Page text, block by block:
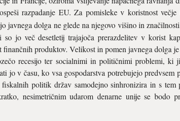
razpadanje EU. Za pomisleke v koristnost večje
javnega dolga ne glede na njegovo višino in
jo več desetletij trajajoča prerazdelitev v korist
produktov. Velikost in pomen javnega dolga
recesijo ter socialnimi in političnimi problemi, ki
jo v času, ko vsa gospodarstva potrebujejo predvsem
politik držav samodejno sinhronizira in s tem
nesimetričnim udarom denarne unije se bodo